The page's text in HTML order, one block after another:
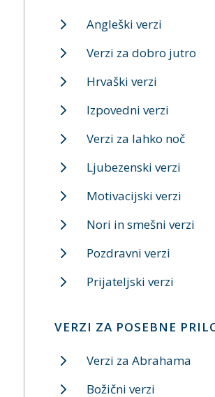
Angleški verzi
Verzi za dobro jutro
Hrvaški verzi
Izpovedni verzi
Verzi za lahko noč
Ljubezenski verzi
Motivacijski verzi
Nori in smešni verzi
Pozdravni verzi
Prijateljski verzi
VERZI ZA POSEBNE
Verzi za Abrahama
Božični verzi